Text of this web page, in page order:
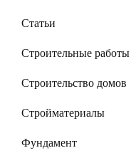
Статьи
Строительные работы
Строительство домов
Стройматериалы
Фундамент